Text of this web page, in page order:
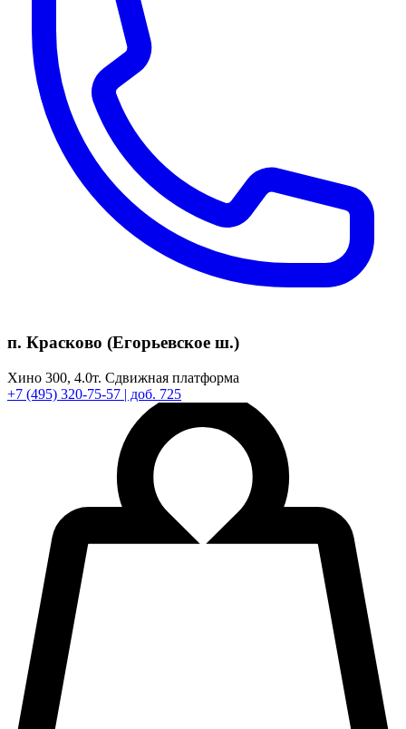
п. Красково (Егорьевское ш.)
Хино 300, 4.0т. Сдвижная платформа
+7 (495) 320-75-57 | доб. 725